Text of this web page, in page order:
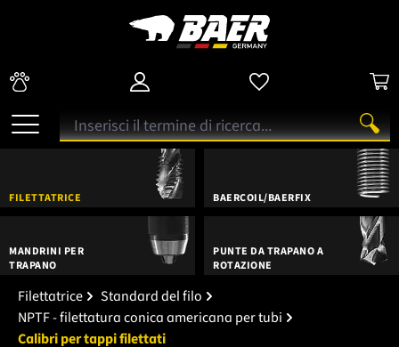
FILETTATRICE BAERCOIL/BAERFIX
MANDRINI PER
TRAPANO
PUNTE DA TRAPANO A
ROTAZIONE
Filettatrice
Standard del filo
NPTF - filettatura conica americana per tubi
Calibri per tappi filettati